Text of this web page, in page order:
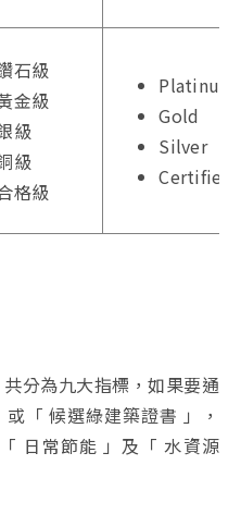
石級
金級
級
級
格級
Platinum
Gold
Silver
Certified
分為九大指標，如果要通
「 候選綠建築證書 」，
日常節能 」及「 水資源